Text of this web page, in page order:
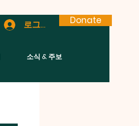
로그인 Donate
소식 & 주보